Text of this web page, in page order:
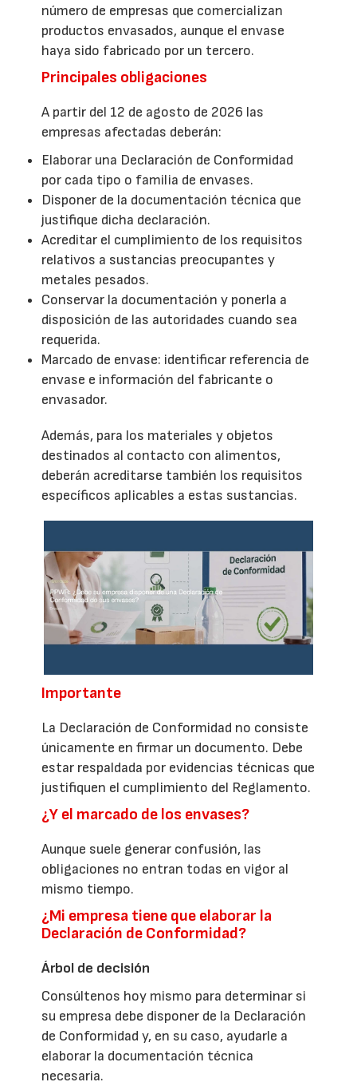
número de empresas que comercializan
productos envasados, aunque el envase
haya sido fabricado por un tercero.
Principales obligaciones
A partir del 12 de agosto de 2026 las
empresas afectadas deberán:
Elaborar una Declaración de Conformidad
por cada tipo o familia de envases.
Disponer de la documentación técnica que
justifique dicha declaración.
Acreditar el cumplimiento de los requisitos
relativos a sustancias preocupantes y
metales pesados.
Conservar la documentación y ponerla a
disposición de las autoridades cuando sea
requerida.
Marcado de envase: identificar referencia de
envase e información del fabricante o
envasador.
Además, para los materiales y objetos
destinados al contacto con alimentos,
deberán acreditarse también los requisitos
específicos aplicables a estas sustancias.
Importante
La Declaración de Conformidad no consiste
únicamente en firmar un documento. Debe
estar respaldada por evidencias técnicas que
justifiquen el cumplimiento del Reglamento.
¿Y el marcado de los envases?
Aunque suele generar confusión, las
obligaciones no entran todas en vigor al
mismo tiempo.
¿Mi empresa tiene que elaborar la
Declaración de Conformidad?
Árbol de decisión
Consúltenos hoy mismo para determinar si
su empresa debe disponer de la Declaración
de Conformidad y, en su caso, ayudarle a
elaborar la documentación técnica
necesaria.